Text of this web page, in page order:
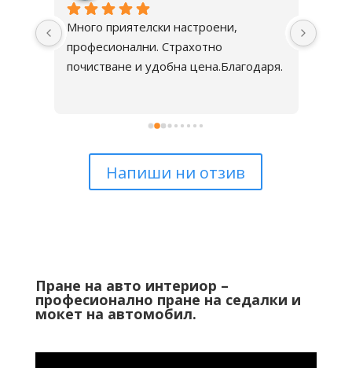
Много приятелски настроени,
професионални. Страхотно
почистване и удобна цена.Благодаря.
Напиши ни отзив
Пране на авто интериор –
професионално пране на седалки и
мокет на автомобил.